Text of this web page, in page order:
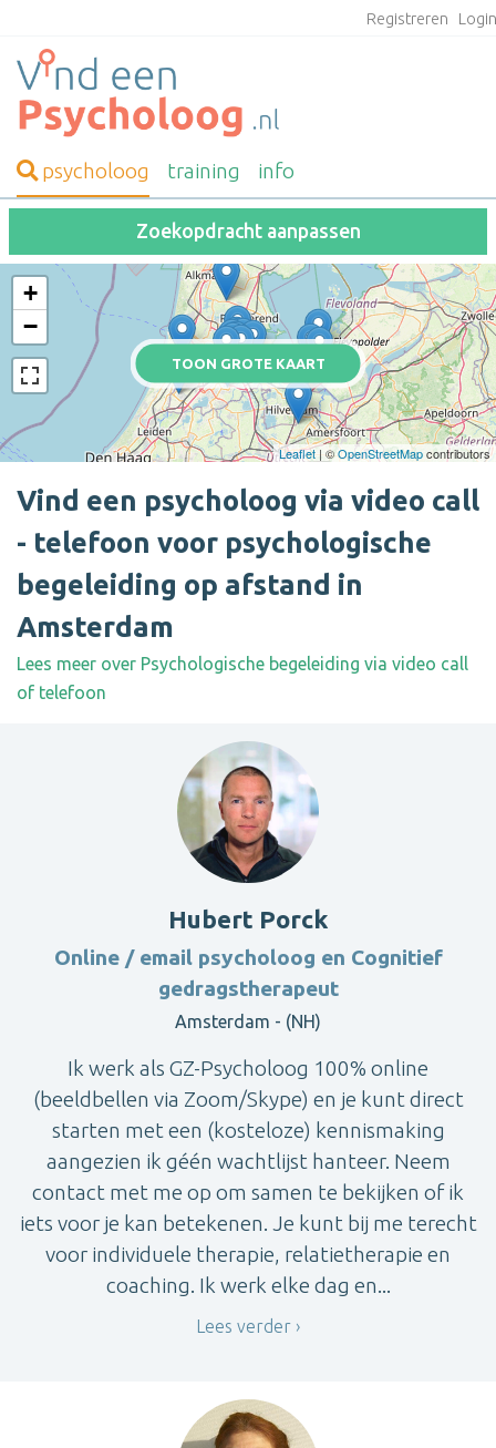
Registreren
psycholoog training info
Zoekopdracht aanpassen
TOON GROTE KAART
+
−
Leaflet| ©OpenStreetMapcontributors
Vind een psycholoog via video call
- telefoon voor psychologische
begeleiding op afstand in
Amsterdam
Lees meer over Psychologische begeleiding via video call
of telefoon
Hubert Porck
Online / email psycholoog en Cognitief
gedragstherapeut
Amsterdam - (NH)
Ik werk als GZ-Psycholoog 100% online
(beeldbellen via Zoom/Skype) en je kunt direct
starten met een (kosteloze) kennismaking
aangezien ik géén wachtlijst hanteer. Neem
contact met me op om samen te bekijken of ik
iets voor je kan betekenen. Je kunt bij me terecht
voor individuele therapie, relatietherapie en
coaching. Ik werk elke dag en...
Lees verder